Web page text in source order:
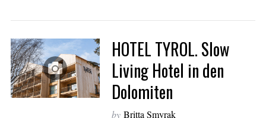
HOTEL TYROL. Slow
Living Hotel in den
Dolomiten
by Britta Smyrak